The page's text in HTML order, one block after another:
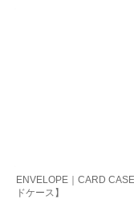
ENVELOPE｜CARD
ドケース】